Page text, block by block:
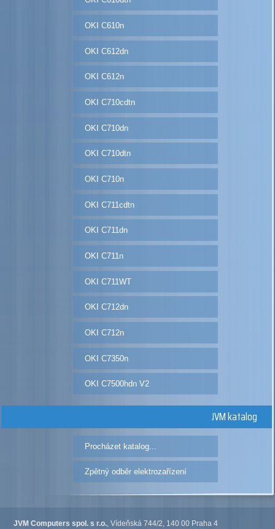
OKI C610n
OKI C612dn
OKI C612n
OKI C710cdtn
OKI C710dn
OKI C710dtn
OKI C710n
OKI C711cdtn
OKI C711dn
OKI C711n
OKI C711WT
OKI C712dn
OKI C712n
OKI C7350n
OKI C7500hdn V2
JVM katalog
Procházet katalog...
Zpětný odběr elektrozařízení
JVM Computers spol. s r.o., Vídeňská 744/2, 140 00 Praha 4